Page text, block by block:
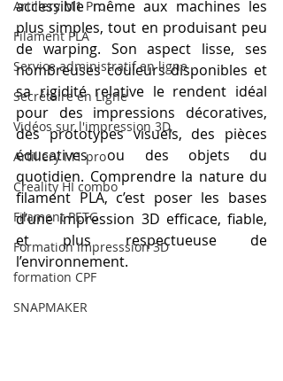
Artillery M1 Pro
Filament PLA
Service administratif en ligne
Secrétaire en Ligne
Vidéos sur l'impression 3D,
Artillery M1 pro
Creality HI combo
Filament PETG
Formation impresssion 3D
formation CPF
SNAPMAKER
accessible même aux machines les
plus simples, tout en produisant peu
de warping. Son aspect lisse, ses
nombreuses couleurs disponibles et
sa rigidité relative le rendent idéal
pour des impressions décoratives,
des prototypes visuels, des pièces
éducatives ou des objets du
quotidien. Comprendre la nature du
filament PLA, c’est poser les bases
d’une impression 3D efficace, fiable,
et plus respectueuse de
l’environnement.